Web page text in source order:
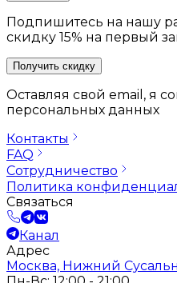
Подпишитесь на нашу
скидку 15% на первый
Получить скидку
Оставляя свой email, я
персональных данных
Контакты
FAQ
Сотрудничество
Политика
Связаться
Канал
Адрес
Москва, Нижний